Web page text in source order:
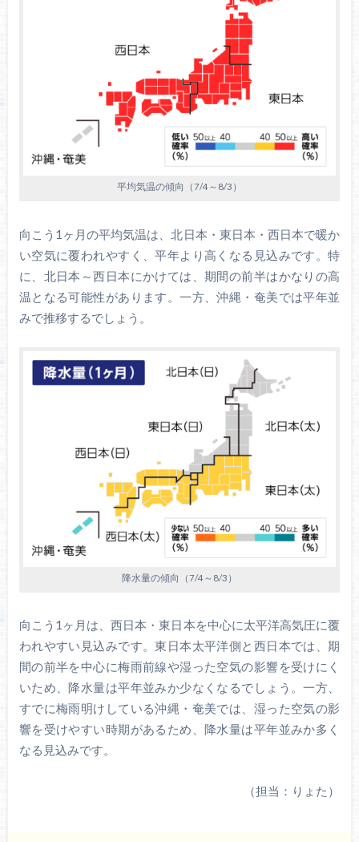
平均気温の傾向（7/4～8/3）
向こう1ヶ月の平均気温は、北日本・東日本・西日本で暖か
い空気に覆われやすく、平年より高くなる見込みです。特
に、北日本～西日本にかけては、期間の前半はかなりの高
温となる可能性があります。一方、沖縄・奄美では平年並
みで推移するでしょう。
降水量の傾向（7/4～8/3）
向こう1ヶ月は、西日本・東日本を中心に太平洋高気圧に覆
われやすい見込みです。東日本太平洋側と西日本では、期
間の前半を中心に梅雨前線や湿った空気の影響を受けにく
いため、降水量は平年並みか少なくなるでしょう。一方、
すでに梅雨明けしている沖縄・奄美では、湿った空気の影
響を受けやすい時期があるため、降水量は平年並みか多く
なる見込みです。
（担当：りょた）